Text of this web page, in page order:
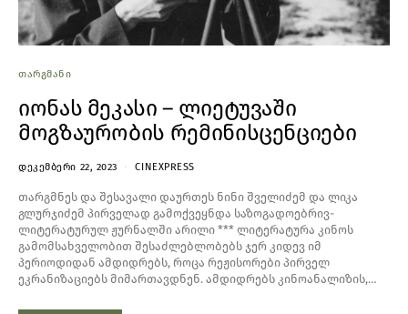
ᲗᲐᲠᲒᲛᲐᲜᲘ
იონას მეკასი – ლიეტუვაში
მოგზაურობის რემინისცენციები
ᲓᲔᲙᲔᲛᲑᲔᲠᲘ 22, 2023 CINEXPRESS
თარგმნეს და შესავალი დაურთეს ნინი შველიძემ და ლიკა
გლურჯიძემ პირველად გამოქვეყნდა საზოგადოებრივ-
ლიტერატურულ ჟურნალში არილი *** ლიტერატურა კინოს
გამომსახველობით შესაძლებლობებს ჯერ კიდევ იმ
პერიოდიდან ამდიდრებს, როცა რეჟისორები პირველ
ეკრანიზაციებს მიმართავდნენ. ამდიდრებს კინოანალიზის,…